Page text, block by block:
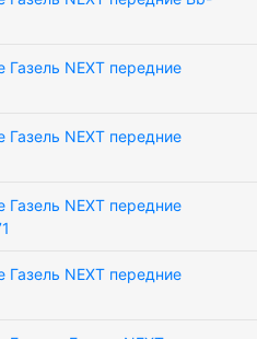
NEXT передние
NEXT передние
NEXT передние
NEXT передние